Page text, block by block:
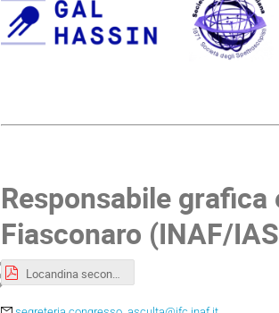
Responsabile
Fiasconaro (INAF/
Locandina seconda edizione Asculta.pdf